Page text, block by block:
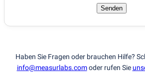
Senden
Haben Sie Fragen oder brauchen Hilfe?
info@measurlabs.comoder rufen Sie